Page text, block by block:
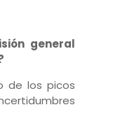
general
de los picos